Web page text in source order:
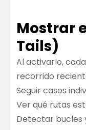
Mostrar
Tails)
Al activarlo,
recorrido
Seguir casos
Ver qué rutas
Detectar bucles